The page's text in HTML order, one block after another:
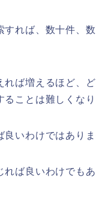
すれば、数十件、
れば増えるほど、
ことは難しくなり
いわけではありま
れば良いわけでもあ